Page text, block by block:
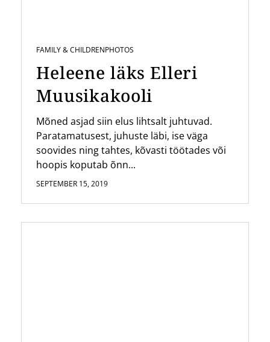
FAMILY & CHILDRENPHOTOS
Heleene läks Elleri
Muusikakooli
Mõned asjad siin elus lihtsalt juhtuvad.
Paratamatusest, juhuste läbi, ise väga
soovides ning tahtes, kõvasti töötades või
hoopis koputab õnn...
SEPTEMBER 15, 2019